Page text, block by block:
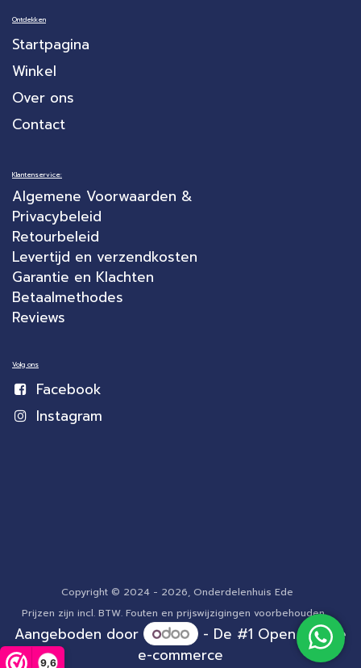
9,6
Ontdekken
Startpagina
Winkel
Over ons
Contact
Klantenservice:
Algemene Voorwaarden &
Privacybeleid
Retourbeleid
Levertijd en verzendkosten
Garantie en Klachten
Betaalmethodes
Reviews
Volg ons
Facebook
Instagram
Copyright © 2024 - 2026, Onderdelenhuis Ede
Prijzen zijn incl. BTW. Fouten en prijswijzigingen voorbehouden.
Aangeboden door - De #1 Open source
e-commerce